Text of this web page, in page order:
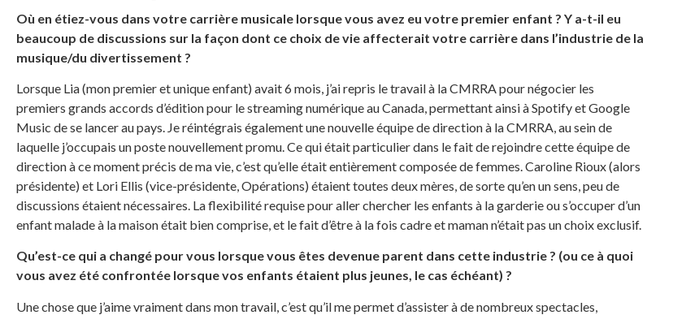
Où en étiez-vous dans votre carrière musicale lorsque vous avez eu votre premier enfant ? Y a-t-il eu
beaucoup de discussions sur la façon dont ce choix de vie affecterait votre carrière dans l’industrie de la
musique/du divertissement ?
Lorsque Lia (mon premier et unique enfant) avait 6 mois, j’ai repris le travail à la CMRRA pour négocier les
premiers grands accords d’édition pour le streaming numérique au Canada, permettant ainsi à Spotify et Google
Music de se lancer au pays. Je réintégrais également une nouvelle équipe de direction à la CMRRA, au sein de
laquelle j’occupais un poste nouvellement promu. Ce qui était particulier dans le fait de rejoindre cette équipe de
direction à ce moment précis de ma vie, c’est qu’elle était entièrement composée de femmes. Caroline Rioux (alors
présidente) et Lori Ellis (vice-présidente, Opérations) étaient toutes deux mères, de sorte qu’en un sens, peu de
discussions étaient nécessaires. La flexibilité requise pour aller chercher les enfants à la garderie ou s’occuper d’un
enfant malade à la maison était bien comprise, et le fait d’être à la fois cadre et maman n’était pas un choix exclusif.
Qu’est-ce qui a changé pour vous lorsque vous êtes devenue parent dans cette industrie ? (ou ce à quoi
vous avez été confrontée lorsque vos enfants étaient plus jeunes, le cas échéant) ?
Une chose que j’aime vraiment dans mon travail, c’est qu’il me permet d’assister à de nombreux spectacles,